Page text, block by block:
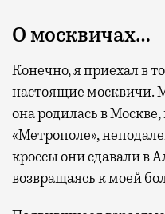
О москвичах…
Конечно, я приехал в
настоящие москвичи.
она родилась в
«Метрополе»,
кроссы они сдавали в
возвращаясь к моей